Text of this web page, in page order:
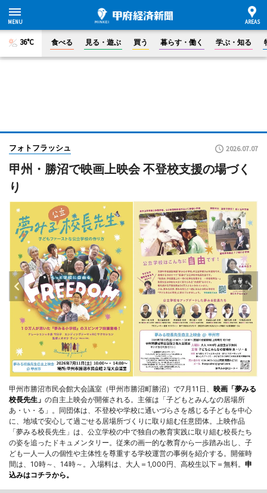
36°C 食べる 見る・遊ぶ 買う 暮らす・働く 学ぶ・知る
フォトフラッシュ 2026.07.07
甲州・勝沼で映画上映会 不登校支援の場づく
り
甲州市勝沼市民会館大会議室（甲州市勝沼町勝沼）で7月11日、 映画「夢みる
校長先生」 の自主上映会が開催される。主催は「子どもとみんなの居場所
あ・い・る」。同団体は、不登校や学校に通いづらさを感じる子どもを中心
に、地域で安心して過ごせる居場所づくりに取り組む任意団体。上映作品
「夢みる校長先生」は、公立学校の中で独自の教育実践に取り組む校長たち
の姿を追ったドキュメンタリー。従来の画一的な教育から一歩踏み出し、子
ども一人一人の個性や主体性を尊重する学校運営の事例を紹介する。開催時
間は、10時～、14時～。入場料は、大人＝1,000円、高校生以下＝無料。 申
込みはコチラから。